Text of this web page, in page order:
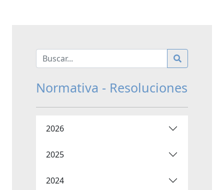
Normativa - Resoluciones
2026
2025
2024